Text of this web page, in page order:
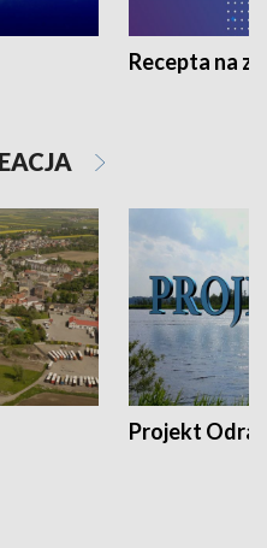
Recepta na
Projekt Odra